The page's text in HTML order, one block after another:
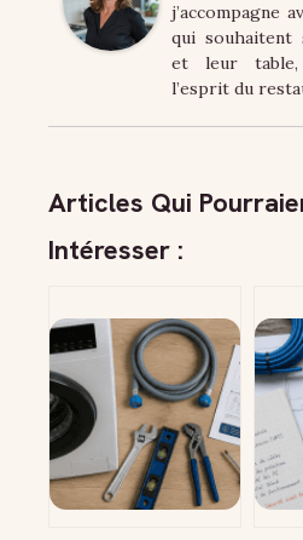
j’accompagne
qui souhaitent
et leur
l’esprit du
Articles Qui
Intéresser :